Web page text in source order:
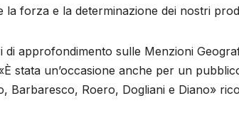
forza e la determinazione dei nostri
approfondimento sulle Menzioni
stata un’occasione anche per un
Barbaresco, Roero, Dogliani e Diano»